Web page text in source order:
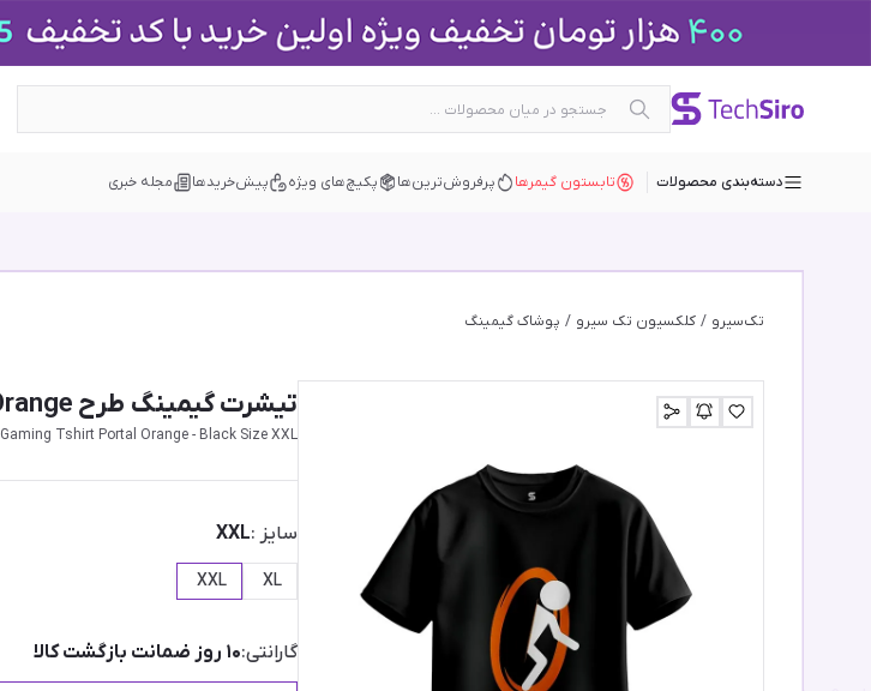
دسته‌بندی محصولات تابستون گیمرها پرفروش‌ترین‌ها پکیچ‌های ویژه پیش‌خریدها مجله خبری
تک‌سیرو / کلکسیون تک سیرو / پوشاک گیمینگ
تیشرت گیمینگ طرح Portal Orange - مشکی سایز XXL
Gaming Tshirt Portal Orange - Black Size XXL
سایز :XXL
XL
XXL
گارانتی:۱۰ روز ضمانت بازگشت کالا